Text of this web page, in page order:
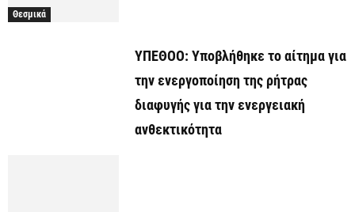
Θεσμικά
ΥΠΕΘΟΟ: Υποβλήθηκε το αίτημα για
την ενεργοποίηση της ρήτρας
διαφυγής για την ενεργειακή
ανθεκτικότητα